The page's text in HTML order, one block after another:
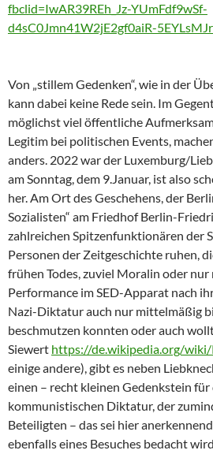
fbclid=IwAR39REh_Jz-YUmFdf9wSf-
d4sC0Jmn41W2jE2gf0aiR-
Von „stillem Gedenken“, wie in der
kann dabei keine Rede sein. Im
möglichst viel öffentliche
Legitim bei politischen Events,
anders. 2022 war der Luxemburg/
am Sonntag, dem 9.Januar, ist also
her. Am Ort des Geschehens, der
Sozialisten“ am Friedhof Berlin-
zahlreichen Spitzenfunktionären der
Personen der Zeitgeschichte ruhen,
frühen Todes, zuviel Moralin oder
Performance im SED-Apparat nach
Nazi-Diktatur auch nur mittelmäßig
beschmutzen konnten oder auch
Siewert https://de.wikipedia.org/wiki/
einige andere), gibt es neben
einen – recht kleinen Gedenkstein
kommunistischen Diktatur, der
Beteiligten – das sei hier
ebenfalls eines Besuches bedacht